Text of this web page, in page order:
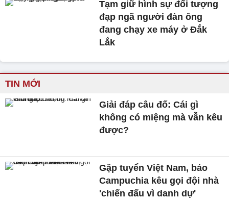
Tạm giữ hình sự đối tượng
đạp ngã người đàn ông
đang chạy xe máy ở Đắk
Lắk
TIN MỚI
Giải đáp câu đố: Cái gì
không có miệng mà vẫn kêu
được?
Gặp tuyển Việt Nam, báo
Campuchia kêu gọi đội nhà
'chiến đấu vì danh dự'